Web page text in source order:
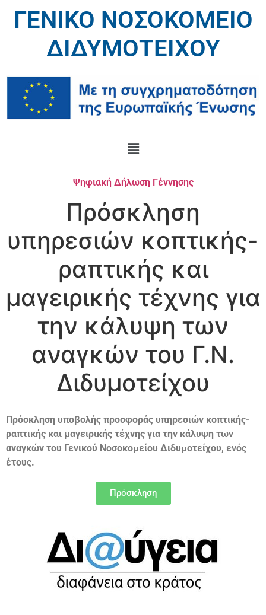
ΓΕΝΙΚΟ ΝΟΣΟΚΟΜΕΙΟ
ΔΙΔΥΜΟΤΕΙΧΟΥ
Ψηφιακή Δήλωση Γέννησης
Πρόσκληση
υπηρεσιών κοπτικής-
ραπτικής και
μαγειρικής τέχνης για
την κάλυψη των
αναγκών του Γ.Ν.
Διδυμοτείχου
Πρόσκληση υποβολής προσφοράς υπηρεσιών κοπτικής-
ραπτικής και μαγειρικής τέχνης για την κάλυψη των
αναγκών του Γενικού Νοσοκομείου Διδυμοτείχου, ενός
έτους.
Πρόσκληση